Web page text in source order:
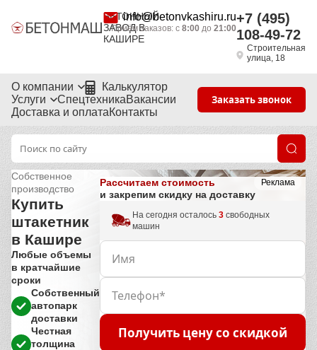
БЕТОННЫЙ
ЗАВОД В
КАШИРЕ
info@betonvkashiru.ru
Приём заказов: с 8:00 до 21:00
+7 (495)
108-49-72
Строительная
улица, 18
О компании
Калькулятор
Услуги
СпецтехникаВакансии
Доставка и оплатаКонтакты
Заказать звонок
Реклама
Собственное
производство
Купить
штакетник
в Кашире
Любые объемы
в кратчайшие
сроки
Собственный
автопарк
доставки
Честная
толщина
Рассчитаем стоимость
и закрепим скидку на доставку
На сегодня осталось 3 свободных
машин
Получить цену со скидкой